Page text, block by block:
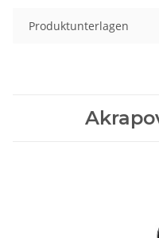
Produktunterlagen